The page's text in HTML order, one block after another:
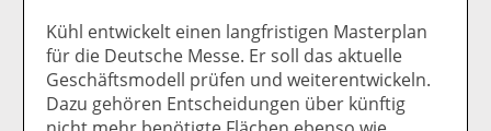
Kühl entwickelt einen langfristigen Masterplan
für die Deutsche Messe. Er soll das aktuelle
Geschäftsmodell prüfen und weiterentwickeln.
Dazu gehören Entscheidungen über künftig